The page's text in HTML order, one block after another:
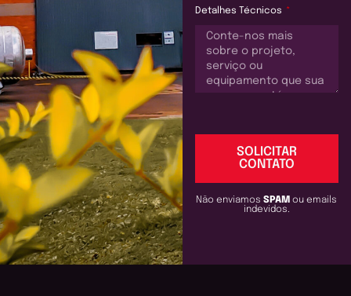
Detalhes Técnicos
SOLICITAR
CONTATO
Não enviamosSPAMou emails
indevidos.